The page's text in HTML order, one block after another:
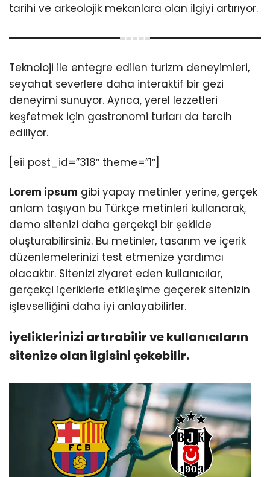
tarihi ve arkeolojik mekanlara olan ilgiyi artırıyor.
Teknoloji ile entegre edilen turizm deneyimleri,
seyahat severlere daha interaktif bir gezi
deneyimi sunuyor. Ayrıca, yerel lezzetleri
keşfetmek için gastronomi turları da tercih
ediliyor.
[eii post_id=”318″ theme=”1″]
Lorem ipsum gibi yapay metinler yerine, gerçek
anlam taşıyan bu Türkçe metinleri kullanarak,
demo sitenizi daha gerçekçi bir şekilde
oluşturabilirsiniz. Bu metinler, tasarım ve içerik
düzenlemelerinizi test etmenize yardımcı
olacaktır. Sitenizi ziyaret eden kullanıcılar,
gerçekçi içeriklerle etkileşime geçerek sitenizin
işlevselliğini daha iyi anlayabilirler.
iyeliklerinizi artırabilir ve kullanıcıların
sitenize olan ilgisini çekebilir.